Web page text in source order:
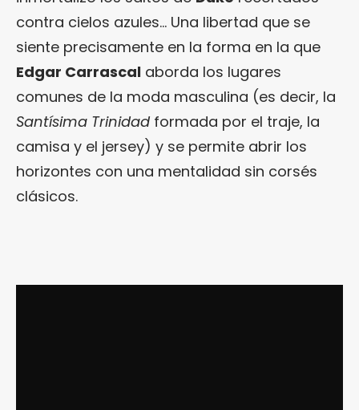
contra cielos azules… Una libertad que se
siente precisamente en la forma en la que
Edgar Carrascal aborda los lugares
comunes de la moda masculina (es decir, la
Santísima Trinidadformada por el traje, la
camisa y el jersey) y se permite abrir los
horizontes con una mentalidad sin corsés
clásicos.